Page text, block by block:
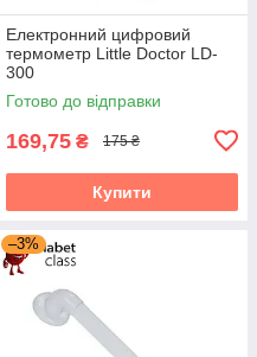
Електронний цифровий
термометр Little Doctor LD-
300
Готово до відправки
169,75 ₴ 175 ₴
Купити
–3%